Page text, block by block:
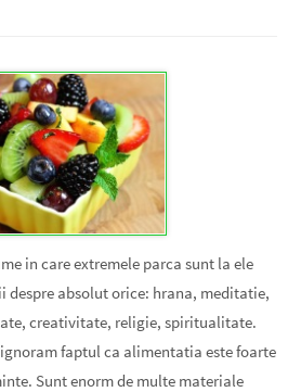
in care extremele parca sunt la ele
despre absolut orice: hrana, meditatie,
creativitate, religie, spiritualitate.
faptul ca alimentatia este foarte
Sunt enorm de multe materiale